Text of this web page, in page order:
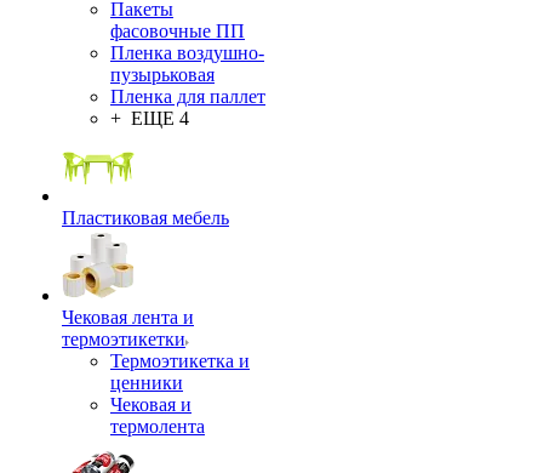
Пакеты
фасовочные ПП
Пленка воздушно-
пузырьковая
Пленка для паллет
+ ЕЩЕ 4
Пластиковая мебель
Чековая лента и
термоэтикетки
Термоэтикетка и
ценники
Чековая и
термолента